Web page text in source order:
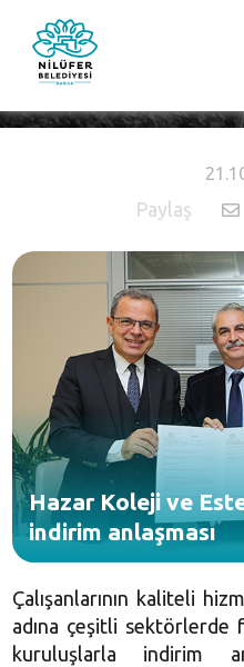
Paylaş
Hazar Koleji ve
indirim anlaşması
Çalışanlarının kaliteli
adına çeşitli
kuruluşlarla indirim